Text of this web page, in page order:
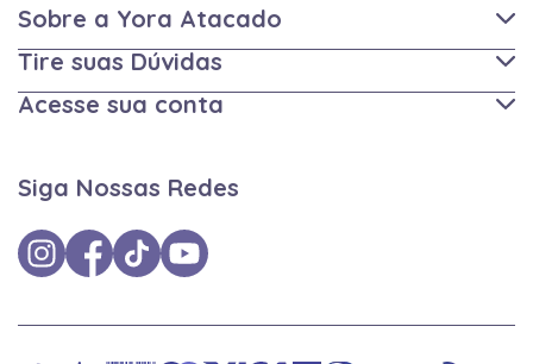
Sobre a Yora Atacado
Tire suas Dúvidas
Acesse sua conta
Siga Nossas Redes